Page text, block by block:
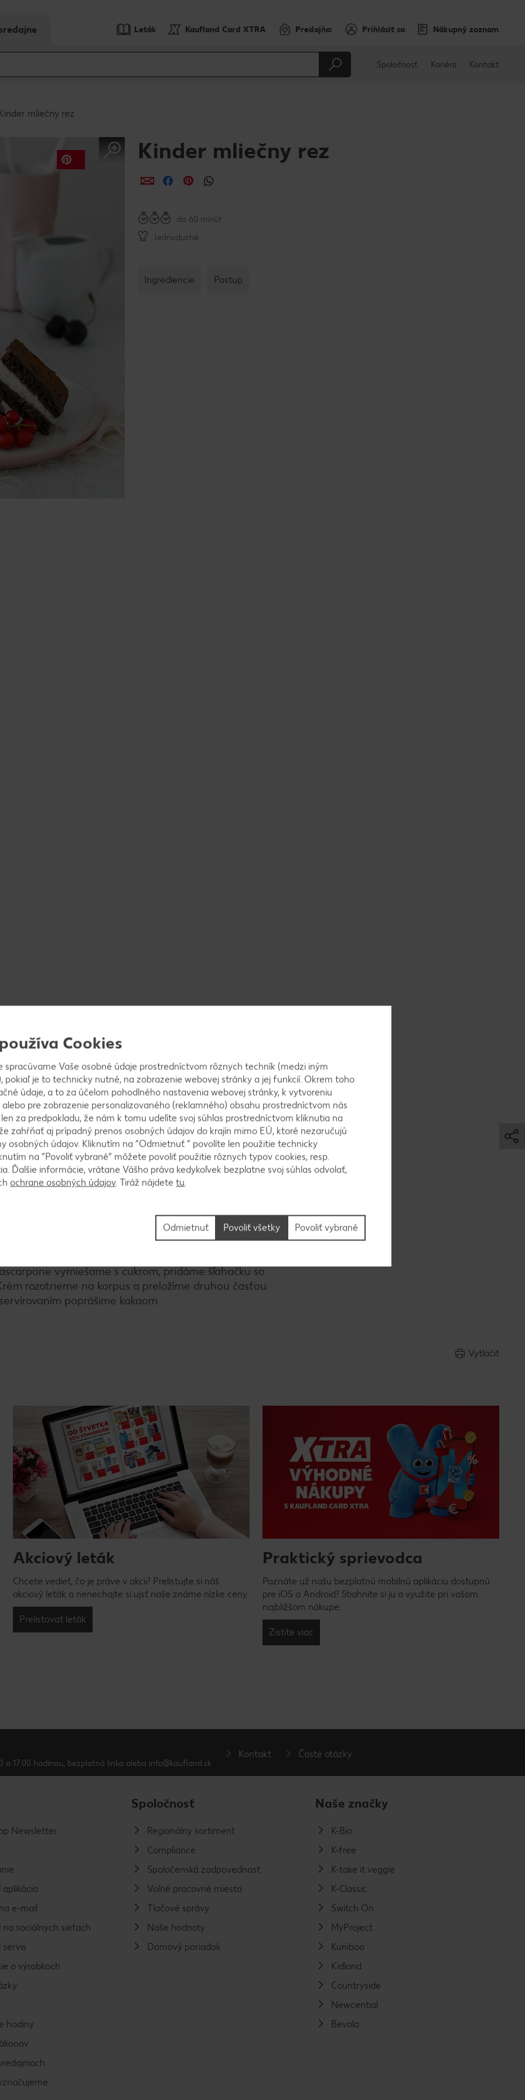
Leták Kaufland Card XTRA Predajňa: Prihlásiť sa Nákupný zoznam
Spoločnosť Kariéra Kontakt
mliečny rez
Kinder mliečny rez
ZdieľaťZdieľaťZdieľať
do 60 minút
Jednoduché
Ingrediencie Postup
olej a mlieko a do tekutej zmesi postupne zamiešame
na tuhý sneh a po častiach zapracujeme do cesta.
plech. Pečieme pri 180 °C približne 10 minút. Dĺžka
Upečené cesto necháme vychladnúť. Ak by sme použili
dva tenšie pláty. Ak sme použili väčší plech a cesto je
uložíme na seba.
vymiešame s cukrom, pridáme šľahačku so
rozotrieme na korpus a preložíme druhou časťou.
poprášime kakaom.
Vytlačiť
Akciový leták
Chcete vedieť, čo je práve v akcii? Prelistujte si náš
akciový leták a nenechajte si ujsť naše známe nízke ceny.
Prelistovať leták
Praktický sprievodca
Poznáte už našu bezplatnú mobilnú aplikáciu dostupnú
pre iOS a Android? Stiahnite si ju a využite pri vašom
najbližšom nákupe.
Zistite viac
17:00 hodinou, bezplatná linka alebo info@kaufland.sk
Kontakt Časté otázky
Newsletter
aplikácia
e-mail
na sociálnych sieťach
servis
o výrobkoch
hodiny
Spoločnosť
Regionálny sortiment
Compliance
Spoločenská zodpovednosť
Voľné pracovné miesta
Tlačové správy
Naše hodnoty
Domový poriadok
Naše značky
K-Bio
K-free
K-take it veggie
K-Classic
Switch On
MyProject
Kuniboo
Kidland
Countryside
Newcential
Bevola
Cookies
spracúvame Vaše osobné údaje prostredníctvom rôznych techník (medzi iným
pokiaľ je to technicky nutné, na zobrazenie webovej stránky a jej funkcií. Okrem toho
údaje, a to za účelom pohodlného nastavenia webovej stránky, k vytvoreniu
pre zobrazenie personalizovaného (reklamného) obsahu prostredníctvom nás
za predpokladu, že nám k tomu udelíte svoj súhlas prostredníctvom kliknutia na
zahŕňať aj prípadný prenos osobných údajov do krajín mimo EÚ, ktoré nezaručujú
osobných údajov. Kliknutím na “Odmietnuť ” povolíte len použitie technicky
na “Povoliť vybrané” môžete povoliť použitie rôznych typov cookies, resp.
Ďalšie informácie, vrátane Vášho práva kedykoľvek bezplatne svoj súhlas odvolať,
ochrane osobných údajov. Tiráž nájdetetu.
Povoliť vybrané
Odmietnuť Povoliť všetky